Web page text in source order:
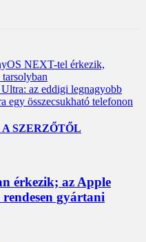
NEXT-tel érkezik,
az eddigi legnagyobb
egy összecsukható telefonon
A SZERZŐTŐL
érkezik; az Apple
gyártani